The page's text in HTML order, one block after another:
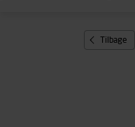
Tilbage